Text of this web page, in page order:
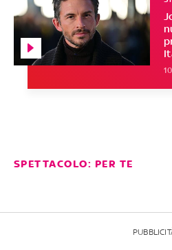
SPETTACOLO: PER TE